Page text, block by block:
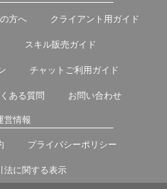
方へ クライアント用ガイド
スキル販売ガイド
チャットご利用ガイド
ある質問 お問い合わせ
営情報
プライバシーポリシー
法に関する表示